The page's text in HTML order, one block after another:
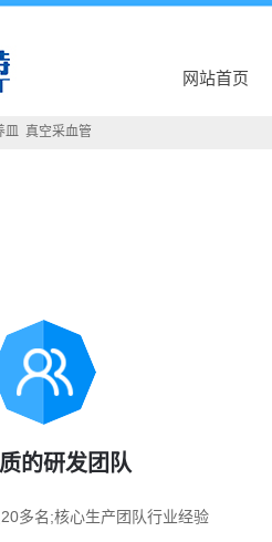
网站首页
皿 真空采血管
的研发团队
多名;核心生产团队行业经验